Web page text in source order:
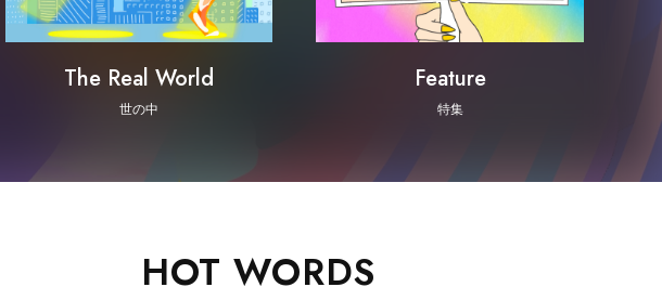
The Real World
世の中
Feature
特集
HOT WORDS